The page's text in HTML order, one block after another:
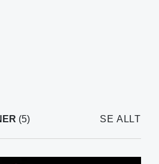
(5) SE ALLT